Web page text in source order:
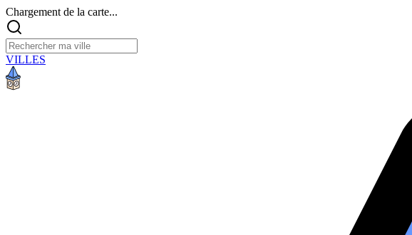
Chargement de la carte...
VILLES